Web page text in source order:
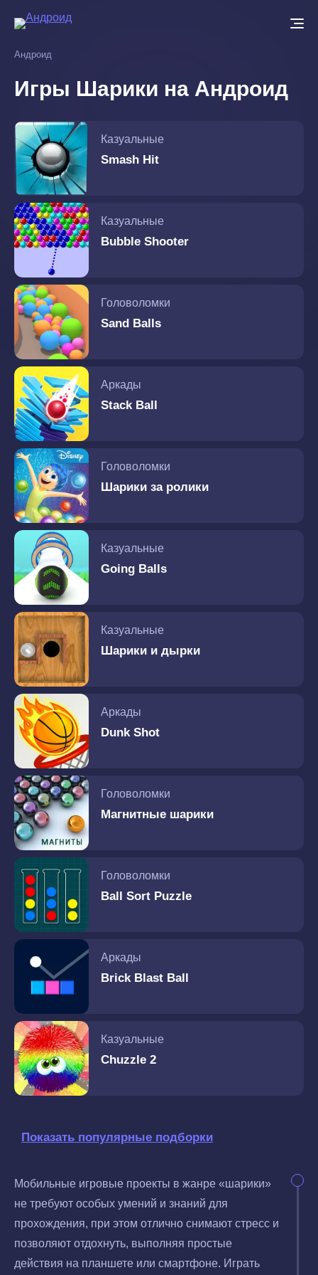
основному
Андроид
Игры Шарики на Андроид
Казуальные
Smash Hit
Казуальные
Bubble Shooter
Головоломки
Sand Balls
Аркады
Stack Ball
Головоломки
Шарики за ролики
Казуальные
Going Balls
Казуальные
Шарики и дырки
Аркады
Dunk Shot
Головоломки
Магнитные шарики
Головоломки
Ball Sort Puzzle
Аркады
Brick Blast Ball
Казуальные
Chuzzle 2
Показать популярные подборки
Мобильные игровые проекты в жанре «шарики»
не требуют особых умений и знаний для
прохождения, при этом отлично снимают стресс и
позволяют отдохнуть, выполняя простые
действия на планшете или смартфоне. Играть